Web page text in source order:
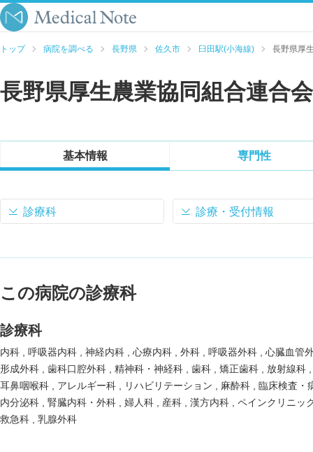
トップ 病院を調べる 長野県 佐久市 臼田駅(小海線) 長野県厚
長野県厚生農業協同組合連合
基本情報 専門性
診療科 診療・受付情報
この病院の診療科
診療科
内科 呼吸器内科 神経内科 心療内科 外科 呼吸器外科
心臓血管
形成外科
歯科口腔外科 精神科・神経科 歯科 矯正歯科
放射線科
耳鼻咽喉科
アレルギー科 リハビリテーション 麻酔科
臨床検査・
内分泌科
腎臓内科・外科 婦人科 産科 漢方内科
ペインクリニッ
救急科
乳腺外科